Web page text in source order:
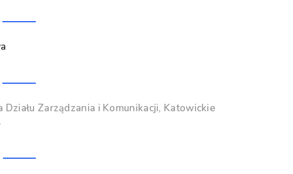
Zarządzania i Komunikacji, Katowickie